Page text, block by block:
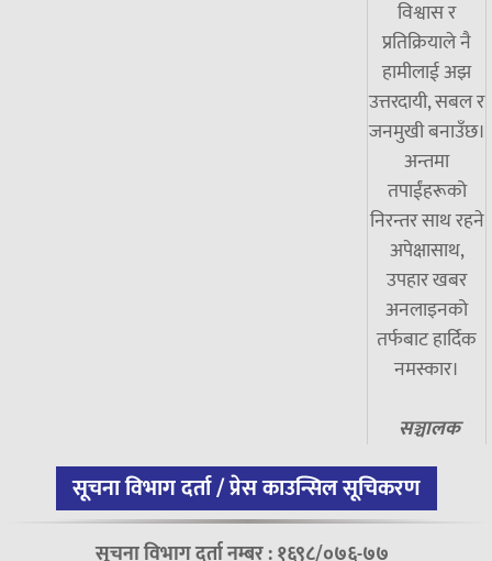
विश्वास र
प्रतिक्रियाले नै
हामीलाई अझ
उत्तरदायी, सबल र
जनमुखी बनाउँछ।
अन्तमा
तपाईंहरूको
निरन्तर साथ रहने
अपेक्षासाथ,
उपहार खबर
अनलाइनको
तर्फबाट हार्दिक
नमस्कार।
सञ्चालक
सूचना विभाग दर्ता / प्रेस काउन्सिल सूचिकरण
सूचना विभाग दर्ता नम्बर : १६९८/०७६-७७